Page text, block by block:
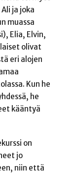
ja joka
muassa
Elia, Elvin,
olivat
eri alojen
Kun he
he
kääntyä
on
jo
niin että